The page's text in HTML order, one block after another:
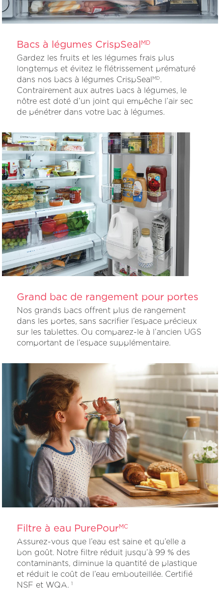
Bacs à légumes CrispSealMD
Gardez les fruits et les légumes frais plus
longtemps et évitez le flétrissement prématuré
dans nos bacs à légumes CrispSealMD.
Contrairement aux autres bacs à légumes, le
nôtre est doté d’un joint qui empêche l’air sec
de pénétrer dans votre bac à légumes.
Grand bac de rangement pour portes
Nos grands bacs offrent plus de rangement
dans les portes, sans sacrifier l’espace précieux
sur les tablettes. Ou comparez-le à l’ancien UGS
comportant de l’espace supplémentaire.
Filtre à eau PurePourMC
Assurez-vous que l’eau est saine et qu’elle a
bon goût. Notre filtre réduit jusqu’à 99 % des
contaminants, diminue la quantité de plastique
et réduit le coût de l’eau embouteillée. Certifié
NSF et WQA.1